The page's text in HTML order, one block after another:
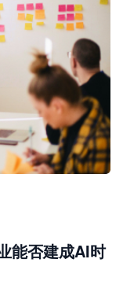
能否建成AI时